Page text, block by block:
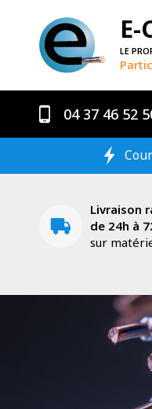
E-
LE
04 37 46 52
Livraison
de 24h à
sur